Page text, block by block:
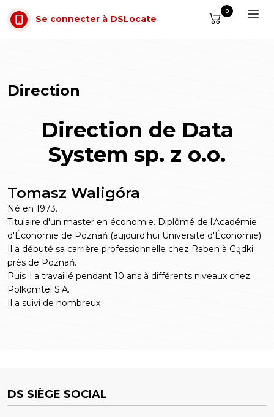
Aller au contenu
Se connecter à DSLocate
0
Direction
Direction de Data
System sp. z o.o.
Tomasz Waligóra
Né en 1973.
Titulaire d'un master en économie. Diplômé de l'Académie
d'Économie de Poznań (aujourd'hui Université d'Économie).
Il a débuté sa carrière professionnelle chez Raben à Gądki
près de Poznań.
Puis il a travaillé pendant 10 ans à différents niveaux chez
Polkomtel S.A.
Il a suivi de nombreux
DS SIÈGE SOCIAL